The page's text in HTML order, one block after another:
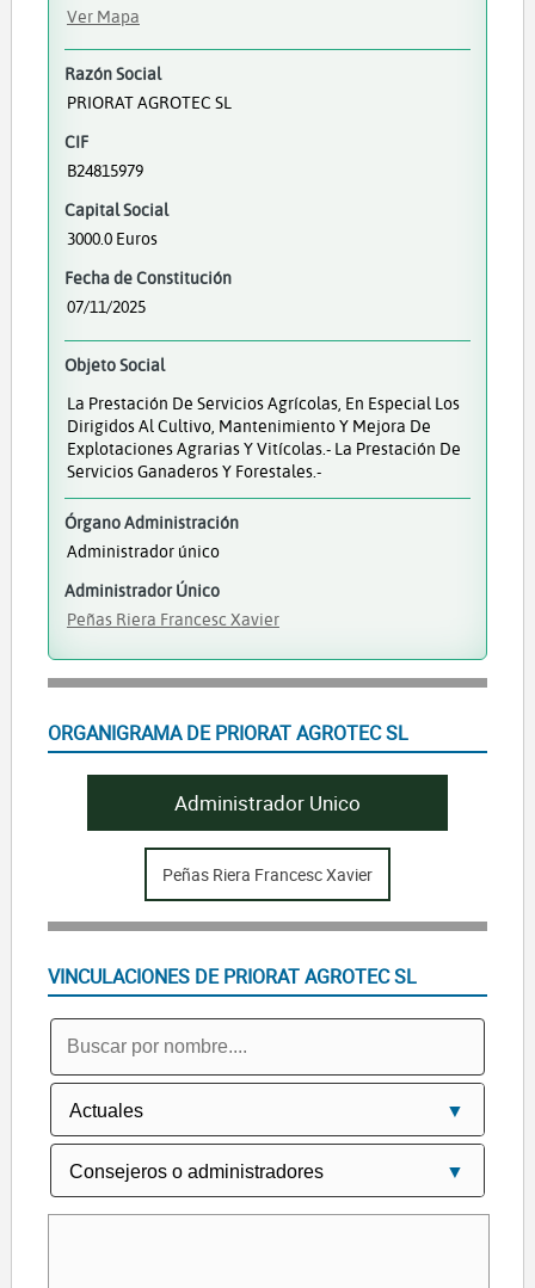
Ver Mapa
Razón Social
PRIORAT AGROTEC SL
CIF
B24815979
Capital Social
3000.0 Euros
Fecha de Constitución
07/11/2025
Objeto Social
La Prestación De Servicios Agrícolas, En Especial Los
Dirigidos Al Cultivo, Mantenimiento Y Mejora De
Explotaciones Agrarias Y Vitícolas.- La Prestación De
Servicios Ganaderos Y Forestales.-
Órgano Administración
Administrador único
Administrador Único
Peñas Riera Francesc Xavier
ORGANIGRAMA DE PRIORAT AGROTEC SL
Administrador Unico
Peñas Riera Francesc Xavier
VINCULACIONES DE PRIORAT AGROTEC SL